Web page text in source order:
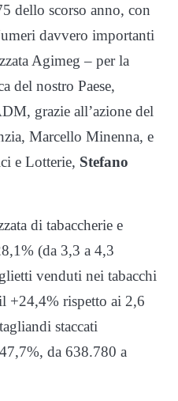
dello scorso anno, con
davvero importanti
Agimeg – per la
del nostro Paese,
grazie all’azione del
Marcello Minenna, e
e Lotterie, Stefano
di tabaccherie e
(da 3,3 a 4,3
venduti nei tabacchi
+24,4% rispetto ai 2,6
staccati
da 638.780 a